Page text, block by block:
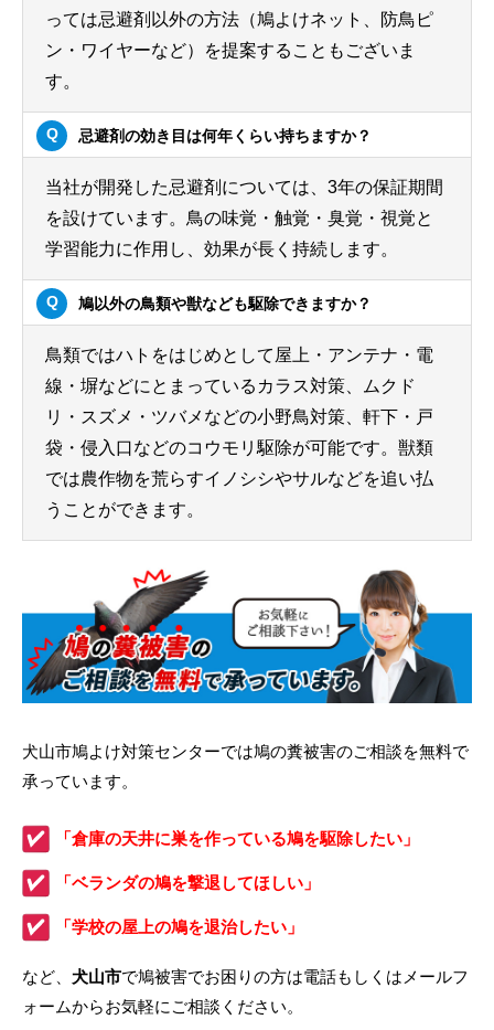
っては忌避剤以外の方法（鳩よけネット、防鳥ピ
ン・ワイヤーなど）を提案することもございま
す。
忌避剤の効き目は何年くらい持ちますか？
当社が開発した忌避剤については、3年の保証期間
を設けています。鳥の味覚・触覚・臭覚・視覚と
学習能力に作用し、効果が長く持続します。
鳩以外の鳥類や獣なども駆除できますか？
鳥類ではハトをはじめとして屋上・アンテナ・電
線・塀などにとまっているカラス対策、ムクド
リ・スズメ・ツバメなどの小野鳥対策、軒下・戸
袋・侵入口などのコウモリ駆除が可能です。獣類
では農作物を荒らすイノシシやサルなどを追い払
うことができます。
犬山市鳩よけ対策センターでは鳩の糞被害のご相談を無料で
承っています。
「倉庫の天井に巣を作っている鳩を駆除したい」
「ベランダの鳩を撃退してほしい」
「学校の屋上の鳩を退治したい」
など、 犬山市で鳩被害でお困りの方は電話もしくはメールフ
ォームからお気軽にご相談ください。